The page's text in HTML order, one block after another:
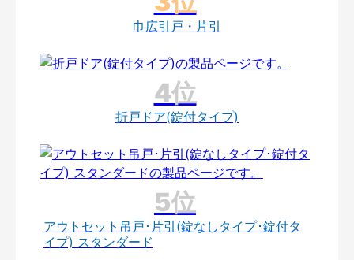
巾広引戸・片引
折戸ドア(錠付タイプ)
アウトセット吊戸･片引(錠なしタイプ･錠付タ
イプ) スタンダード